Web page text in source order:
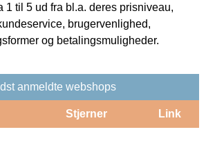
1 til 5 ud fra bl.a. deres prisniveau,
brugervenlighed,
og betalingsmuligheder.
anmeldte webshops
Stjerner Link